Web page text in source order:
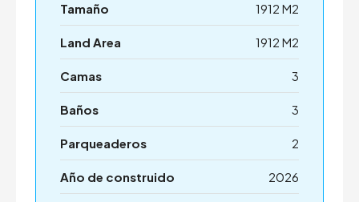
Tamaño 1912 M2
Land Area 1912 M2
Camas 3
Baños 3
Parqueaderos 2
Año de construido 2026